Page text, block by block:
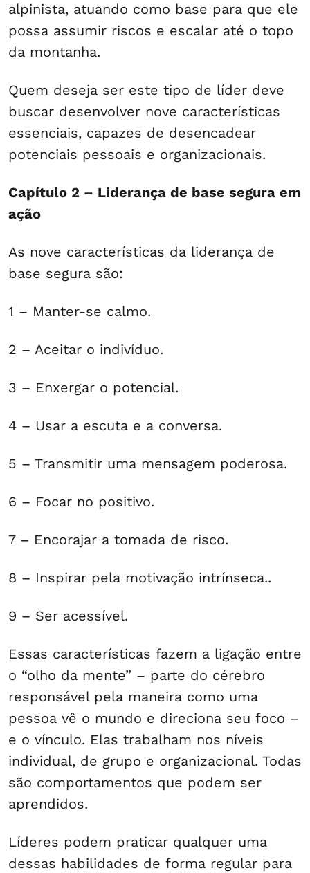
alpinista, atuando como base para que ele
possa assumir riscos e escalar até o topo
da montanha.
Quem deseja ser este tipo de líder deve
buscar desenvolver nove características
essenciais, capazes de desencadear
potenciais pessoais e organizacionais.
Capítulo 2 – Liderança de base segura em
ação
As nove características da liderança de
base segura são:
1 – Manter-se calmo.
2 – Aceitar o indivíduo.
3 – Enxergar o potencial.
4 – Usar a escuta e a conversa.
5 – Transmitir uma mensagem poderosa.
6 – Focar no positivo.
7 – Encorajar a tomada de risco.
8 – Inspirar pela motivação intrínseca..
9 – Ser acessível.
Essas características fazem a ligação entre
o “olho da mente” – parte do cérebro
responsável pela maneira como uma
pessoa vê o mundo e direciona seu foco –
e o vínculo. Elas trabalham nos níveis
individual, de grupo e organizacional. Todas
são comportamentos que podem ser
aprendidos.
Líderes podem praticar qualquer uma
dessas habilidades de forma regular para